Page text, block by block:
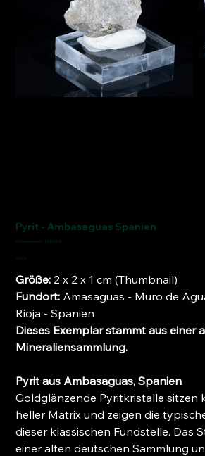
Pyrit - Ambasaguas Spanien
Artikelnummer:
Artikelnummer:
FCM2138
Preis
10,00 €
Größe: 2 x 2 x 1 cm (Thumbnail)
Fundort: Amasaguas - Muro de
Rioja - Spanien
Dieses Exemplar stammt aus einer
Mineraliensammlung.
Pyrit aus Ambasaguas, Spanien
Goldglänzende Pyritkristalle sitzen
heller Matrix und zeigen die
dieser klassischen Fundstelle. Das
einer alten deutschen Sammlung